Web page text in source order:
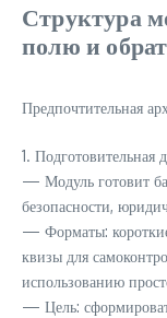
Структура
полю и
Предпочтительная
1. Подготовительная
— Модуль готовит
безопасности,
— Форматы:
квизы для
использованию
— Цель: